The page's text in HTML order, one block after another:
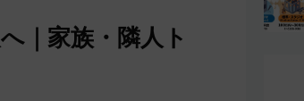
｜家族・隣人ト